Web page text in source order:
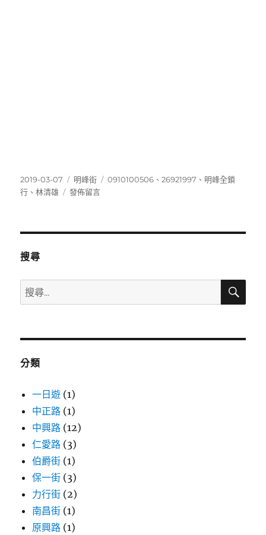
發
佈
2019-03-07
分
類
明峰街
標
0910100506 、26921997 、 明峰全鎖
行 、林清雄
在
發佈留言
搜尋
搜
尋
鍵
搜
分類
一日遊 (1)
中正路 (1)
中興路 (12)
仁愛路 (3)
伯爵街 (1)
保一街 (3)
力行街 (2)
南昌街 (1)
原興路 (1)